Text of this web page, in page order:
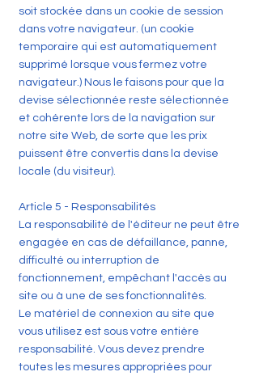
soit stockée dans un cookie de session
dans votre navigateur. (un cookie
temporaire qui est automatiquement
supprimé lorsque vous fermez votre
navigateur.) Nous le faisons pour que la
devise sélectionnée reste sélectionnée
et cohérente lors de la navigation sur
notre site Web, de sorte que les prix
puissent être convertis dans la devise
locale (du visiteur).
Article 5 - Responsabilités
La responsabilité de l'éditeur ne peut être
engagée en cas de défaillance, panne,
difficulté ou interruption de
fonctionnement, empêchant l'accès au
site ou à une de ses fonctionnalités.
Le matériel de connexion au site que
vous utilisez est sous votre entière
responsabilité. Vous devez prendre
toutes les mesures appropriées pour